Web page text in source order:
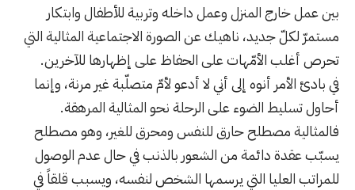
بين عمل خارج المنزل وعمل داخله وتربية للأطفال وابتكار
مستمرّ لكلّ جديد، ناهيك عن الصورة الاجتماعية المثالية التي
تحرص أغلب الأمّهات على الحفاظ على إظهارها للآخرين.
في بادئ الأمر أنوه إلى أني لا أدعو لأمّ متصلّبة غير مرنة، وإنما
أحاول تسليط الضوء على الرحلة نحو المثالية المرهقة.
فالمثالية مصطلح حارق للنفس ومحرق للغير، وهو مصطلح
يسبّب عقدة دائمة من الشعور بالذنب في حال عدم الوصول
للمراتب العليا التي يرسمها الشخص لنفسه، ويسبب قلقاً في